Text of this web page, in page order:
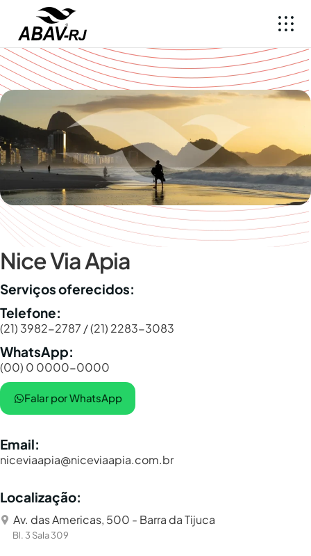
Nice Via Apia
Serviços oferecidos:
Telefone:
(21) 3982-2787 / (21) 2283-3083
WhatsApp:
(00) 0 0000-0000
Falar por WhatsApp
Email:
niceviaapia@niceviaapia.com.br
Localização:
Av. das Americas, 500 - Barra da Tijuca
Bl. 3 Sala 309